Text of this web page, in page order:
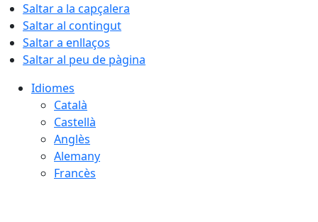
Saltar a la capçalera
Saltar al contingut
Saltar a enllaços
Saltar al peu de pàgina
Idiomes
Català
Castellà
Anglès
Alemany
Francès